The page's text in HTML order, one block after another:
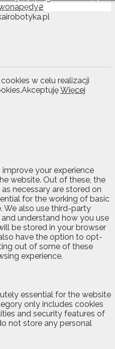
2
w celu realizacji
AkceptujęWięcej
your experience
website. Out of these, the
necessary are stored on
for the working of basic
We also use third-party
understand how you use
be stored in your browser
have the option to opt-
out of some of these
experience.
essential for the website
only includes cookies
and security features of
not store any personal